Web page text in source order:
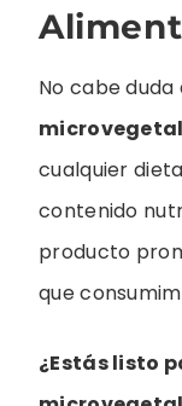
No cabe duda
cualquier
contenido
producto
que
¿Estás listo